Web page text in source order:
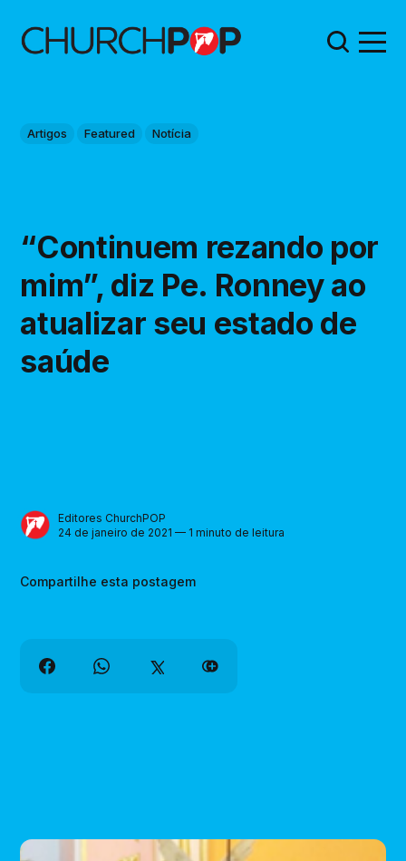
Artigos Featured Notícia
“Continuem rezando por
mim”, diz Pe. Ronney ao
atualizar seu estado de
saúde
Editores ChurchPOP
24 de janeiro de 2021 — 1 minuto de leitura
Compartilhe esta postagem